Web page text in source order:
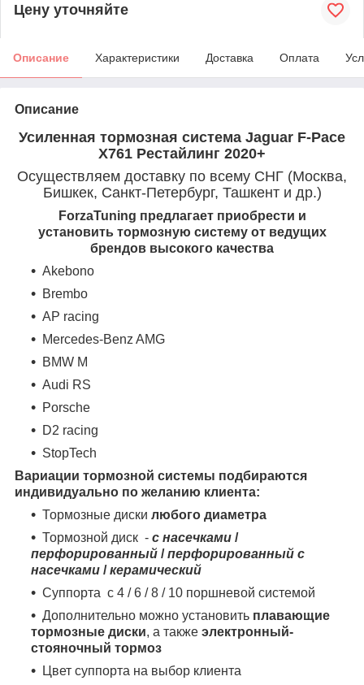
Цену уточняйте
Описание Характеристики Доставка Оплата
Описание
Усиленная тормозная система Jaguar F-Pace
X761 Рестайлинг 2020+
Осуществляем доставку по всему СНГ (Москва,
Бишкек, Санкт-Петербург, Ташкент и др.)
ForzaTuning предлагает приобрести и
установить тормозную систему от ведущих
брендов высокого качества
Akebono
Brembo
AP racing
Mercedes-Benz AMG
BMW M
Audi RS
Porsche
D2 racing
StopTech
Вариации тормозной системы подбираются
индивидуально по желанию клиента:
Тормозные диски любого диаметра
Тормозной диск - с насечками /
перфорированный /перфорированный с
насечками /керамический
Суппорта с 4 / 6 / 8 / 10 поршневой системой
Дополнительно можно установить плавающие
тормозные диски, а также электронный-
стояночный тормоз
Цвет суппорта на выбор клиента